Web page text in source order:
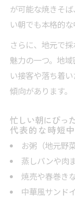
が可能な焼きそ
い朝でも本格的な
さらに、地元で
魅力の一つ。地
い接客や落ち着
傾向があります。
忙しい朝にぴっ
代表的な時短
お粥（地元野
蒸しパンや肉
焼売や春巻き
中華風サンド